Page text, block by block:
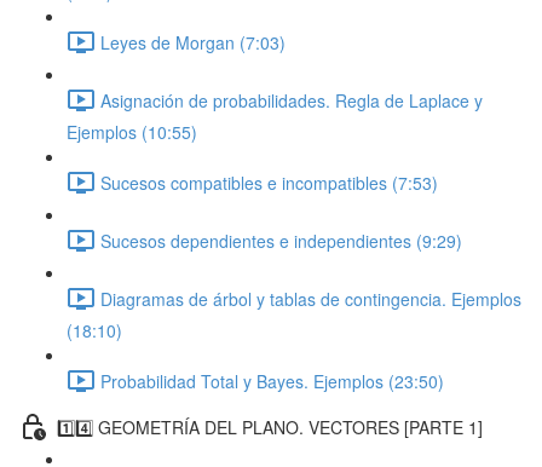
Leyes de Morgan (7:03)
Asignación de probabilidades. Regla de Laplace y
Ejemplos (10:55)
Sucesos compatibles e incompatibles (7:53)
Sucesos dependientes e independientes (9:29)
Diagramas de árbol y tablas de contingencia. Ejemplos
(18:10)
Probabilidad Total y Bayes. Ejemplos (23:50)
1️⃣4️⃣ GEOMETRÍA DEL PLANO. VECTORES [PARTE 1]